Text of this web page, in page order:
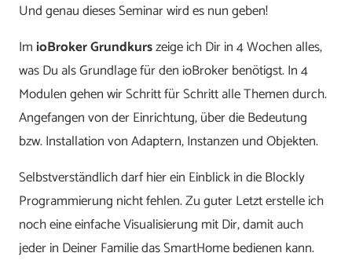
Und genau dieses Seminar wird es nun geben!
ImioBroker Grundkurszeige ich Dir in 4 Wochen alles,
was Du als Grundlage für den ioBroker benötigst. In 4
Modulen gehen wir Schritt für Schritt alle Themen durch.
Angefangen von der Einrichtung, über die Bedeutung
bzw. Installation von Adaptern, Instanzen und Objekten.
Selbstverständlich darf hier ein Einblick in die Blockly
Programmierung nicht fehlen. Zu guter Letzt erstelle ich
noch eine einfache Visualisierung mit Dir, damit auch
jeder in Deiner Familie das SmartHome bedienen kann.